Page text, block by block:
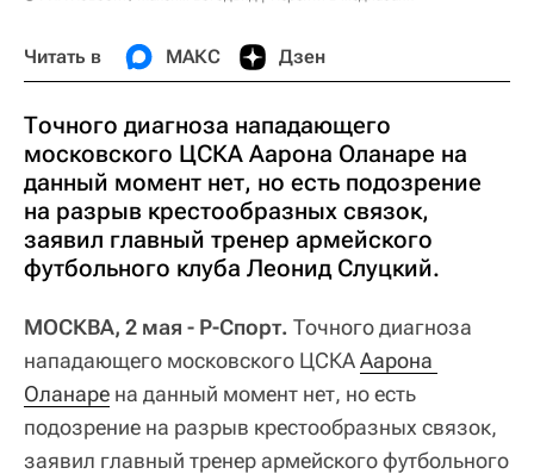
Читать в МАКС Дзен
Точного диагноза нападающего
московского ЦСКА Аарона Оланаре на
данный момент нет, но есть подозрение
на разрыв крестообразных связок,
заявил главный тренер армейского
футбольного клуба Леонид Слуцкий.
МОСКВА, 2 мая - Р-Спорт. Точного диагноза
нападающего московского ЦСКААарона
Оланаре на данный момент нет, но есть
подозрение на разрыв крестообразных связок,
заявил главный тренер армейского футбольного